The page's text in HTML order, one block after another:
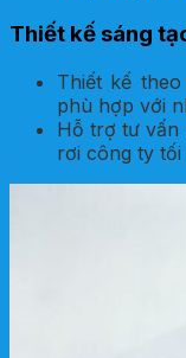
Thiết kế sáng
Thiết kế
phù hợp với
Hỗ trợ tư vấn
rơi công ty